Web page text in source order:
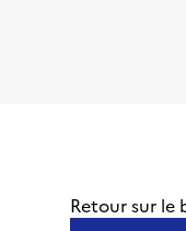
Retour sur le